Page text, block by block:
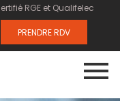
RGE et Qualifelec
PRENDRE RDV